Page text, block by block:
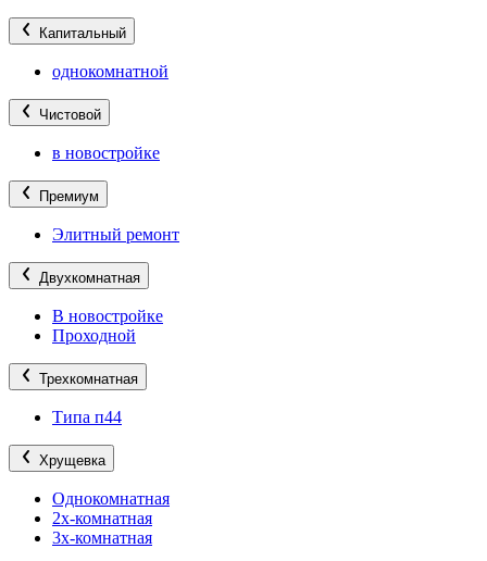
Капитальный
однокомнатной
Чистовой
в новостройке
Премиум
Элитный ремонт
Двухкомнатная
В новостройке
Проходной
Трехкомнатная
Типа п44
Хрущевка
Однокомнатная
2х-комнатная
3х-комнатная